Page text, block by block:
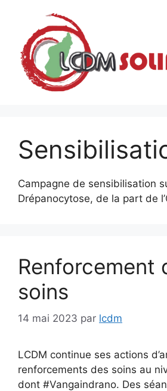
contenu
Campagne de sensibilisation
Drépanocytose, de la part de
Renforcement
soins
14 mai 2023 par lcdm
LCDM continue ses actions
renforcements des soins au
dont #Vangaindrano. Des